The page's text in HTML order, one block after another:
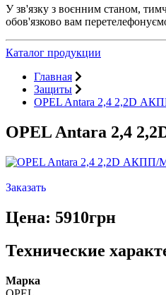
У зв'язку з воєнним станом,
обов'язково вам
Каталог продукции
Главная
Защиты
OPEL Antara 2,4 2,2D
OPEL Antara 2,4
Заказать
Цена: 5910грн
Технические
Марка